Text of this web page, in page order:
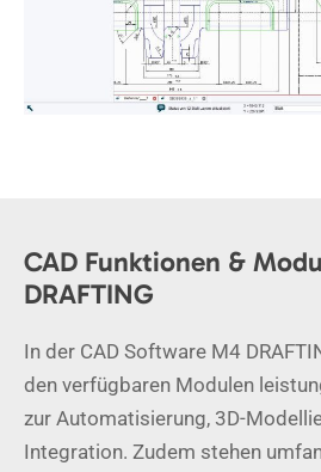
CAD Funktionen &
DRAFTING
In der CAD Software M4
den verfügbaren Modulen
zur Automatisierung, 3D-
Integration. Zudem stehen